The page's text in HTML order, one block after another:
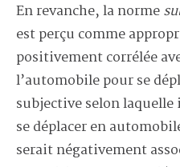
En revanche, la norme
est perçu comme
positivement corrélée
l’automobile pour se
subjective selon laquelle
se déplacer en
serait négativement